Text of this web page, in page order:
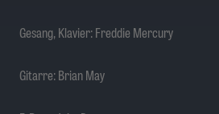
Gesang, Klavier: Freddie Mercury
Gitarre: Brian May